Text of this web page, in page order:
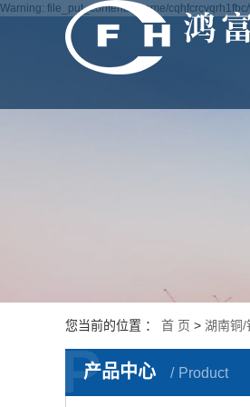
Warning: file_put_contents(/home/
您当前的位置 ： 首 页 > 湖南铜/
产品中心 Product
P